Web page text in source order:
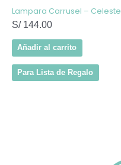
Lampara Carrusel – Celeste
S/144.00
Añadir al carrito
Para Lista de Regalo